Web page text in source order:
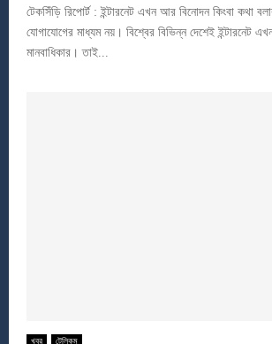
টেকসিঁড়ি রিপোর্ট : ইন্টারনেট এখন আর বিনোদন কিংবা কথা
যোগাযোগের মাধ্যম নয়। বিশ্বের বিভিন্ন দেশেই ইন্টারনেট
মানবাধিকার। তাই...
খবর টেলিকম